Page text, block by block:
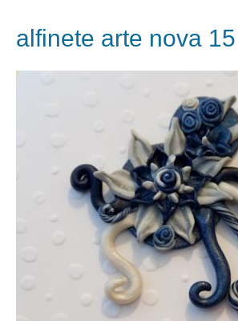
alfinete arte nova 15